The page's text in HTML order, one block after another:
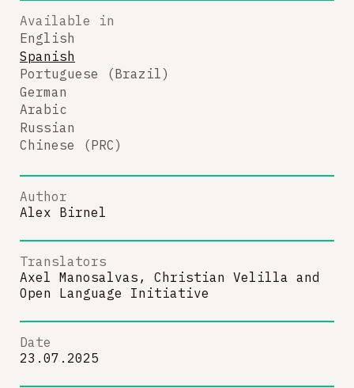
Available in
English
Spanish
Portuguese (Brazil)
German
Arabic
Russian
Chinese (PRC)
Author
Alex Birnel
Translators
Axel Manosalvas, Christian Velilla and
Open Language Initiative
Date
23.07.2025